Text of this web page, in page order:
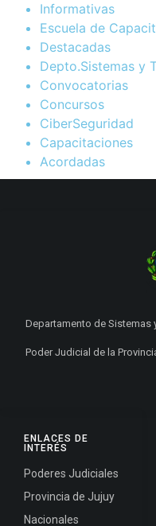
Informativas
Escuela de
Destacadas
Depto.Sistemas y
Convocatorias
Concursos
CiberSeguridad
Capacitaciones
Acordadas
ENLACES DE
INTERÉS
Poderes Judiciales
Provincia de Jujuy
Nacionales
Departamento de Sistemas
Poder Judicial de la